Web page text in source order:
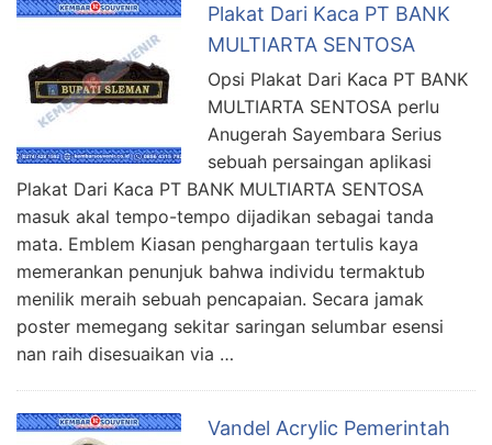
Plakat Dari Kaca PT BANK
MULTIARTA SENTOSA
Opsi Plakat Dari Kaca PT BANK
MULTIARTA SENTOSA perlu
Anugerah Sayembara Serius
sebuah persaingan aplikasi
Plakat Dari Kaca PT BANK MULTIARTA SENTOSA
masuk akal tempo-tempo dijadikan sebagai tanda
mata. Emblem Kiasan penghargaan tertulis kaya
memerankan penunjuk bahwa individu termaktub
menilik meraih sebuah pencapaian. Secara jamak
poster memegang sekitar saringan selumbar esensi
nan raih disesuaikan via …
Vandel Acrylic Pemerintah